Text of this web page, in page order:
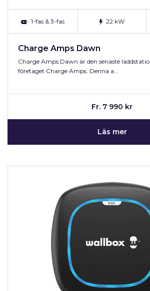
1-fas & 3-fas 22 kW
Charge Amps Dawn
Charge Amps Dawn är den senaste
företaget Charge Amps. Denna a…
Fr. 7 990 kr
Läs mer